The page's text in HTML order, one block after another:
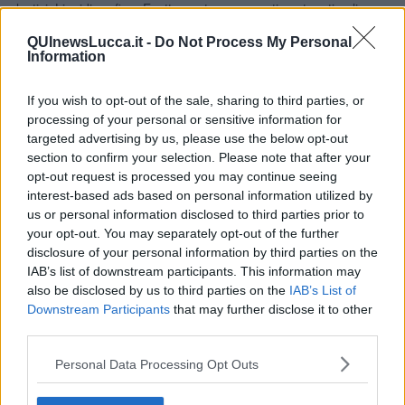
QUInewsLucca.it - Do Not Process My Personal
Information
If you wish to opt-out of the sale, sharing to third parties, or
processing of your personal or sensitive information for
targeted advertising by us, please use the below opt-out
section to confirm your selection. Please note that after your
opt-out request is processed you may continue seeing
interest-based ads based on personal information utilized by
us or personal information disclosed to third parties prior to
your opt-out. You may separately opt-out of the further
disclosure of your personal information by third parties on the
IAB’s list of downstream participants. This information may
also be disclosed by us to third parties on the IAB’s List of
Downstream Participants that may further disclose it to other
Personal Data Processing Opt Outs
elastici. Liquidi perfino. Esattamente come certi contenuti online.
Come certe personalità. Come quelle conversazioni nei gruppi
WhatsApp che fanno venire i brividi invocando i demoni della
disconnessione.
in fondo è sempre esistito. Una volta erano i capelli lunghi a
parlare. Poi i jeans strappati. Poi i piercing. Oggi, forse, tocca ai
lacci. Fanno dichiarazioni. Prendono posizione. Si mettono in posa.
Si sfidano tra loro. A volte urlano. A volte sussurrano. A volte
scompaiono del tutto, che è comunque un modo per farsi notare.
E così mi ritrovo, a cinquant'anni, davanti a queste scarpe quasi
sommerse da corde, nastri e intrecci, a pensare che forse avevo
sottovalutato i lacci. Per decenni non gli ho dedicato un pensiero.
Loro, nel frattempo, si preparavano per la commedia della vita.
Gianni Micheli